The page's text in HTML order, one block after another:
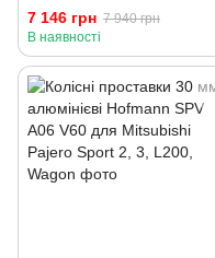
Pajero IV
7 146 грн 7 940 грн
В наявності